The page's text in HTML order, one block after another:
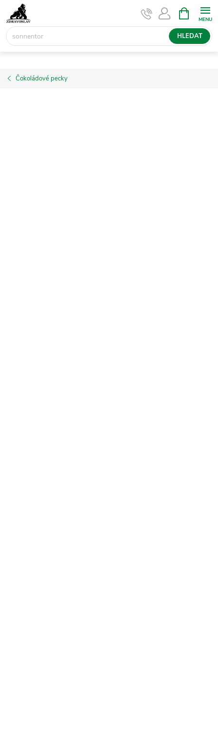
na
obsah
HLEDAT
NÁKUPNÍ
KOŠÍK
Čokoládové pecky